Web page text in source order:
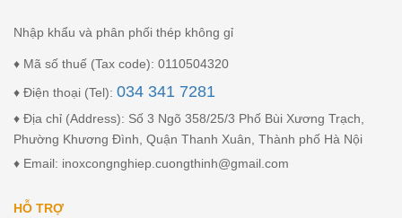
Nhập khẩu và phân phối thép không gỉ
♦ Mã số thuế (Tax code): 0110504320
♦ Điện thoại (Tel): 034 341 7281
♦ Địa chỉ (Address): Số 3 Ngõ 358/25/3 Phố Bùi Xương Trạch,
Phường Khương Đình, Quận Thanh Xuân, Thành phố Hà Nội
♦ Email: inoxcongnghiep.cuongthinh@gmail.com
HỖ TRỢ